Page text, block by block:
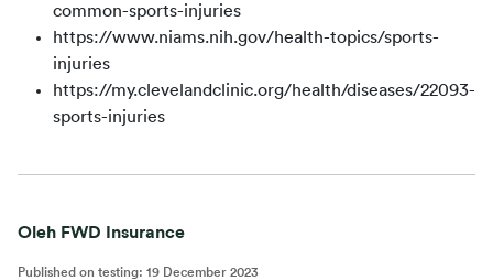
common-sports-injuries
https://www.niams.nih.gov/health-topics/sports-
injuries
https://my.clevelandclinic.org/health/diseases/22093-
sports-injuries
Oleh FWD Insurance
Published on testing: 19 December 2023